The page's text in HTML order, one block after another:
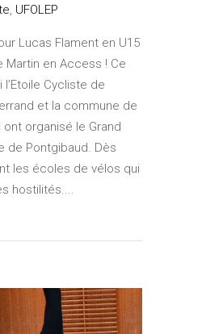
, UFOLEP
Lucas Flament en U15
Martin en Access ! Ce
l’Etoile Cycliste de
et la commune de
ont organisé le Grand
de Pontgibaud. Dès
les écoles de vélos qui
hostilités....